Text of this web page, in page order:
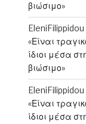
βιώσιμο»
EleniFilippidou
«Είναι
ίδιοι μέσα
βιώσιμο»
EleniFilippidou
«Είναι
ίδιοι μέσα